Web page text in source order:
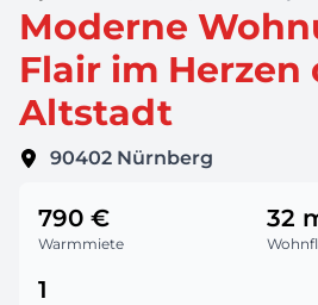
Moderne
Flair im Herzen
Altstadt
90402 Nürnberg
Warmmiete
790 € 32
1